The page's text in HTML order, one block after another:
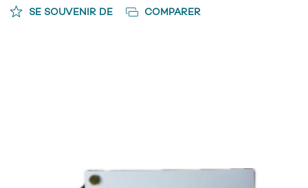
SE SOUVENIR DE COMPARER